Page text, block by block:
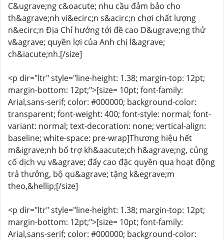
C&ugrave;ng c&oacute; nhu cầu đảm bảo cho
th&agrave;nh vi&ecirc;n s&acirc;n chơi chất lượng
n&ecirc;n Địa Chỉ hướng tới đề cao D&ugrave;ng thử
v&agrave; quyền lợi của Anh chị l&agrave;
ch&iacute;nh.[/size]
<p dir="ltr" style="line-height: 1.38; margin-top: 12pt;
margin-bottom: 12pt;">[size= 10pt; font-family:
Arial,sans-serif; color: #000000; background-color:
transparent; font-weight: 400; font-style: normal; font-
variant: normal; text-decoration: none; vertical-align:
baseline; white-space: pre-wrap]Thương hiệu hết
m&igrave;nh bổ trợ kh&aacute;ch h&agrave;ng, củng
cố dịch vụ v&agrave; đẩy cao đặc quyền qua hoạt động
trả thưởng, bộ qu&agrave; tặng k&egrave;m
theo,&hellip;[/size]
<p dir="ltr" style="line-height: 1.38; margin-top: 12pt;
margin-bottom: 12pt;">[size= 10pt; font-family:
Arial,sans-serif; color: #000000; background-color: